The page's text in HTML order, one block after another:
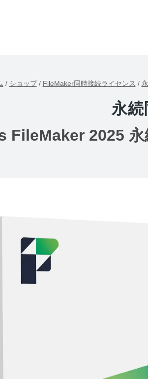
/ ショップ / FileMaker同時接続ライセンス /
永続
FileMaker 2025 永